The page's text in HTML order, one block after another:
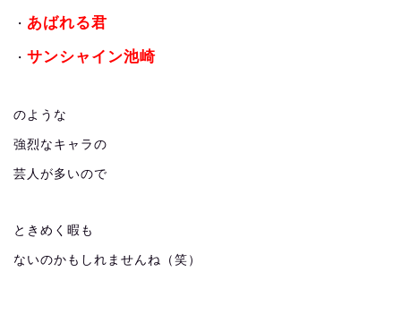
・ あばれる君
・ サンシャイン池崎
のような
強烈なキャラの
芸人が多いので
ときめく暇も
ないのかもしれませんね（笑）